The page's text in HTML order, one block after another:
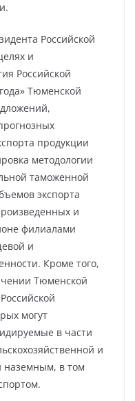
Российской
и
Российской
Тюменской
продукции
методологии
таможенной
экспорта
и
филиалами
и
Кроме того,
Тюменской
могут
в части
и
наземным, в том